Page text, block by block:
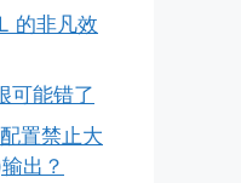
的非凡效
可能错了
置禁止大
出？